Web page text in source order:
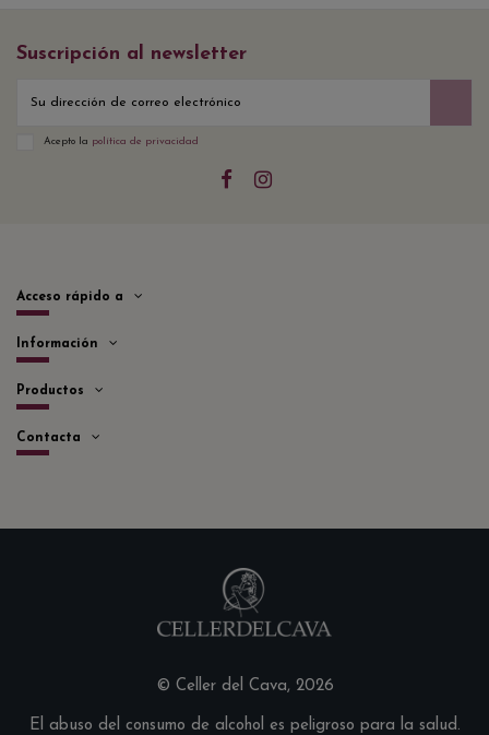
Suscripción al newsletter
Acepto la política de privacidad
Acceso rápido a
Información
Productos
Contacta
© Celler del Cava, 2026
El abuso del consumo de alcohol es peligroso para la salud.